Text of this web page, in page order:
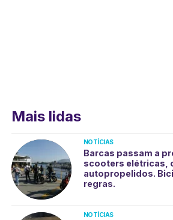
Mais lidas
NOTÍCIAS
Barcas passam a
scooters elétricas,
autopropelidos.
regras.
NOTÍCIAS